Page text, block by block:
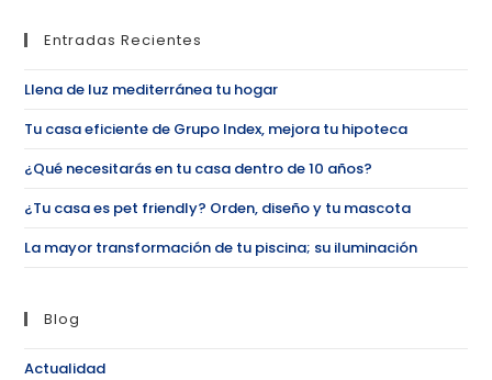
Entradas Recientes
Llena de luz mediterránea tu hogar
Tu casa eficiente de Grupo Index, mejora tu hipoteca
¿Qué necesitarás en tu casa dentro de 10 años?
¿Tu casa es pet friendly? Orden, diseño y tu mascota
La mayor transformación de tu piscina; su iluminación
Blog
Actualidad